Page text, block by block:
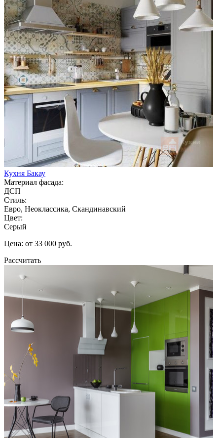
Кухня Бакау
Материал фасада:
ДСП
Стиль:
Евро, Неоклассика, Скандинавский
Цвет:
Серый
Цена: от 33 000 руб.
Рассчитать